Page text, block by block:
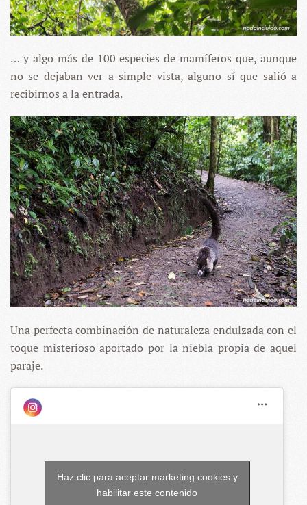
… y algo más de 100 especies de mamíferos que, aunque
no se dejaban ver a simple vista, alguno sí que salió a
recibirnos a la entrada.
Una perfecta combinación de naturaleza endulzada con el
toque misterioso aportado por la niebla propia de aquel
paraje.
Haz clic para aceptar marketing cookies y
habilitar este contenido